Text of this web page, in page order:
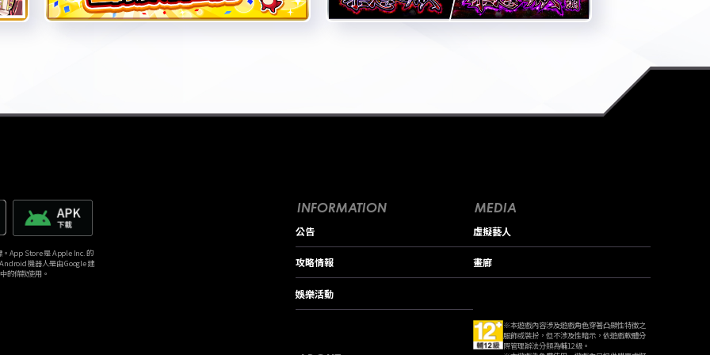
App Store 是 Apple Inc. 的
機器人是由 Google 建
的條款使用。
INFORMATION
公告
攻略情報
娛樂活動
MEDIA
虛擬藝人
畫廊
※本遊戲內容涉及遊戲角色穿著凸顯性特徵之
服飾或裝扮，但不涉及性暗示，依遊戲軟體分
際管理辦法分類為輔12級。